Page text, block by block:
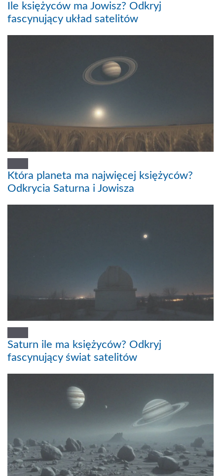
Ile księżyców ma Jowisz? Odkryj
fascynujący układ satelitów
Która planeta ma najwięcej księżyców?
Odkrycia Saturna i Jowisza
Saturn ile ma księżyców? Odkryj
fascynujący świat satelitów